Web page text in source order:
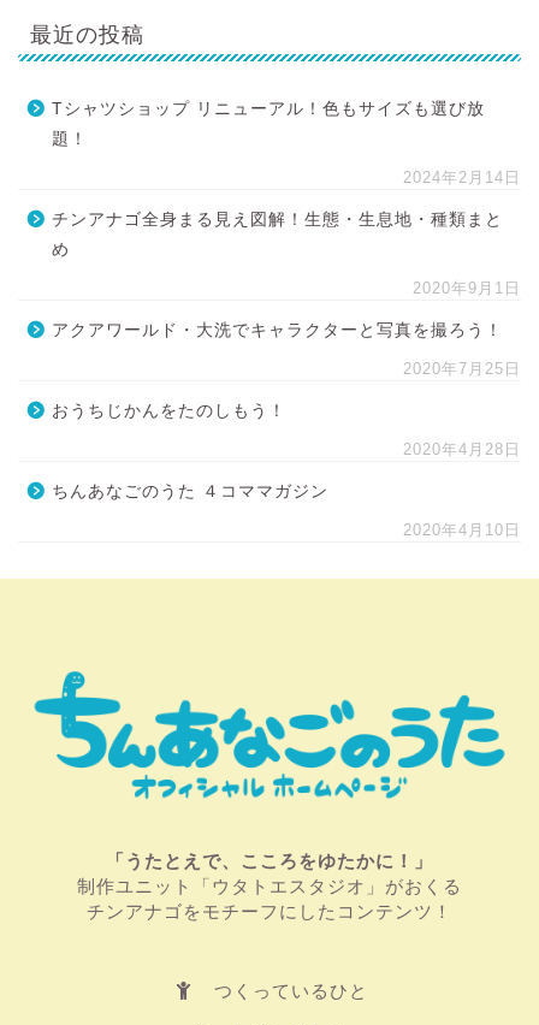
最近の投稿
Tシャツショップ リニューアル！色もサイズも選び放
題！
2024年2月14日
チンアナゴ全身まる見え図解！生態・生息地・種類まと
め
2020年9月1日
アクアワールド・大洗でキャラクターと写真を撮ろう！
2020年7月25日
おうちじかんをたのしもう！
2020年4月28日
ちんあなごのうた ４コママガジン
2020年4月10日
「うたとえで、こころをゆたかに！」
制作ユニット「ウタトエスタジオ」がおくる
チンアナゴをモチーフにしたコンテンツ！
つくっているひと